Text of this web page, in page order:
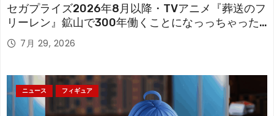
セガプライズ2026年8月以降・TVアニメ『葬送のフ
リーレン』鉱山で300年働くことになっっちゃった
「フリーレン」を立体化！
7月 29, 2026
ニュース フィギュア